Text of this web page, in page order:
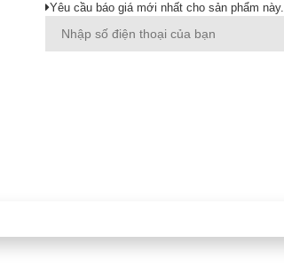
Yêu cầu báo giá mới nhất cho sản phẩm này.